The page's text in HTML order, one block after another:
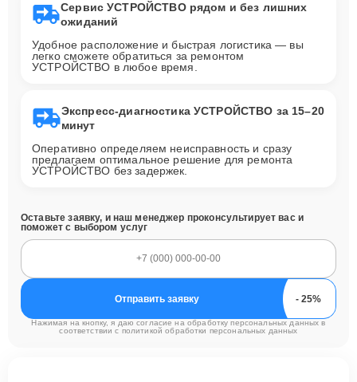
Сервис УСТРОЙСТВО рядом и без лишних
ожиданий
Удобное расположение и быстрая логистика — вы
легко сможете обратиться за ремонтом
УСТРОЙСТВО в любое время.
Экспресс-диагностика УСТРОЙСТВО за 15–20
минут
Оперативно определяем неисправность и сразу
предлагаем оптимальное решение для ремонта
УСТРОЙСТВО без задержек.
Оставьте заявку, и наш менеджер проконсультирует вас и
поможет с выбором услуг
Отправить заявку
Нажимая на кнопку, я даю согласие на обработку персональных данных в
соответствии с политикой обработки персональных данных